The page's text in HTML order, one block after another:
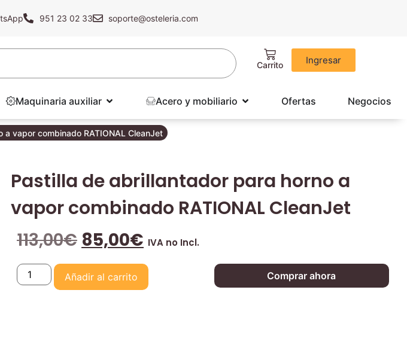
951 23 02 33 soporte@osteleria.com
Ingresar
Maquinaria auxiliar Acero y mobiliario Ofertas Negocios
a vapor combinado RATIONAL CleanJet
Pastilla de abrillantador para horno a
vapor combinado RATIONAL CleanJet
113,00€ 85,00€ IVA no Incl.
Añadir al carrito Comprar ahora